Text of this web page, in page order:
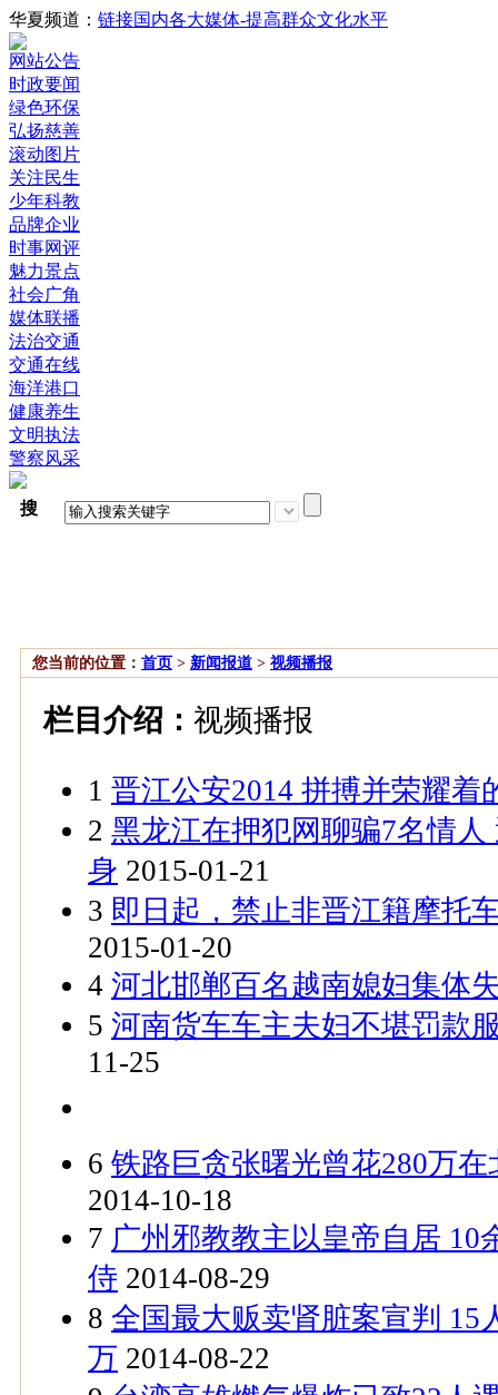
华夏频道： 链接国内各大媒体-提高群众文化水平
网站公告
时政要闻
绿色环保
弘扬慈善
滚动图片
关注民生
少年科教
品牌企业
时事网评
魅力景点
社会广角
媒体联播
法治交通
交通在线
海洋港口
健康养生
文明执法
警察风采
搜
您当前的位置： 首页 > 新闻报道 > 视频播报
栏目介绍： 视频播报
1 晋江公安2014 拼搏并荣耀着
2 黑龙江在押犯网聊骗7名情
身 2015-01-21
3 即日起，禁止非晋江籍摩托
2015-01-20
4 河北邯郸百名越南媳妇集体
5 河南货车车主夫妇不堪罚款
11-25
6 铁路巨贪张曙光曾花280万
2014-10-18
7 广州邪教教主以皇帝自居 10
侍 2014-08-29
8 全国最大贩卖肾脏案宣判 15
万 2014-08-22